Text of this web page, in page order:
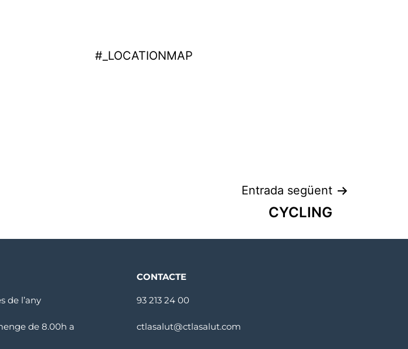
#_LOCATIONMAP
Entrada següent
CYCLING
de l’any
de 8.00h a
CONTACTE
93 213 24 00
ctlasalut@ctlasalut.com